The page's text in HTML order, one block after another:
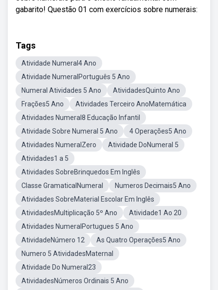
gabarito! Questão 01 com exercícios sobre numerais:
Tags
Atividade Numeral4 Ano
Atividade NumeralPortuguês 5 Ano
Numeral Atividades 5 Ano
AtividadesQuinto Ano
Frações5 Ano
Atividades Terceiro AnoMatemática
Atividades Numeral8 Educação Infantil
Atividade Sobre Numeral 5 Ano
4 Operações5 Ano
Atividades NumeralZero
Atividade DoNumeral 5
Atividades1 a 5
Atividades SobreBrinquedos Em Inglês
Classe GramaticalNumeral
Numeros Decimais5 Ano
Atividades SobreMaterial Escolar Em Inglês
AtividadesMultiplicação 5º Ano
Atividade1 Ao 20
Atividades NumeralPortugues 5 Ano
AtividadeNúmero 12
As Quatro Operações5 Ano
Numero 5 AtividadesMaternal
Atividade Do Numeral23
AtividadesNúmeros Ordinais 5 Ano